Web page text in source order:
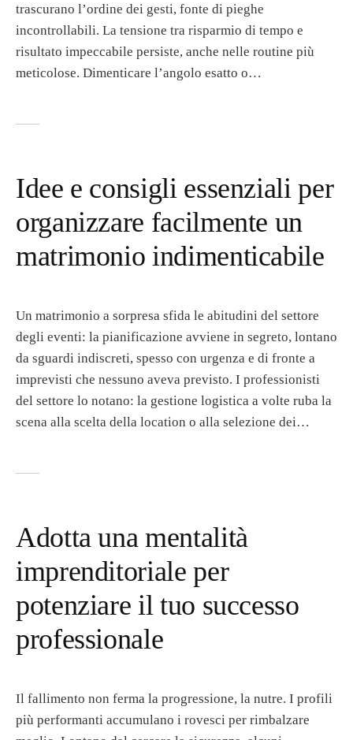
trascurano l’ordine dei gesti, fonte di pieghe
incontrollabili. La tensione tra risparmio di tempo e
risultato impeccabile persiste, anche nelle routine più
meticolose. Dimenticare l’angolo esatto o…
Idee e consigli essenziali per
organizzare facilmente un
matrimonio indimenticabile
Un matrimonio a sorpresa sfida le abitudini del settore
degli eventi: la pianificazione avviene in segreto, lontano
da sguardi indiscreti, spesso con urgenza e di fronte a
imprevisti che nessuno aveva previsto. I professionisti
del settore lo notano: la gestione logistica a volte ruba la
scena alla scelta della location o alla selezione dei…
Adotta una mentalità
imprenditoriale per
potenziare il tuo successo
professionale
Il fallimento non ferma la progressione, la nutre. I profili
più performanti accumulano i rovesci per rimbalzare